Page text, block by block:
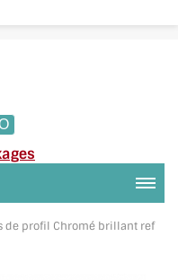
de profil Chromé brillant ref